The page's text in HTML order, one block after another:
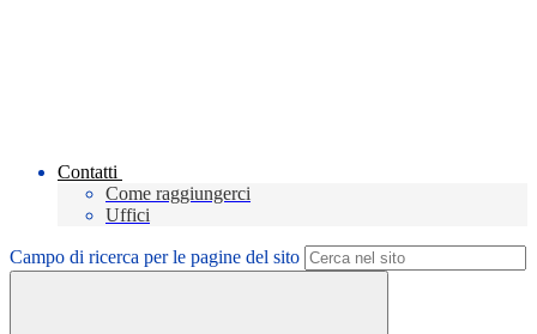
Contatti
Come raggiungerci
Uffici
Campo di ricerca per le pagine del sito